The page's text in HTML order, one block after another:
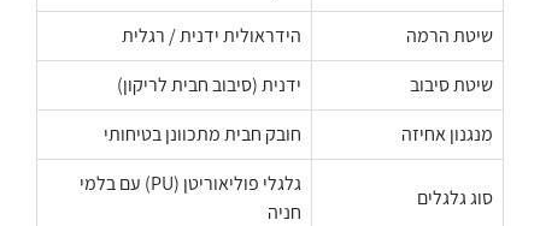
שיטת הרמה
הידראולית ידנית / רגלית
שיטת סיבוב
ידנית (סיבוב חבית לריקון)
מנגנון אחיזה
חובק חבית מתכוונן בטיחותי
סוג גלגלים
גלגלי פוליאוריטן (PU) עם בלמי
חניה